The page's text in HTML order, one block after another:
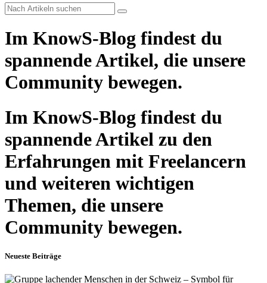
Im KnowS-Blog findest du
spannende Artikel, die unsere
Community bewegen.
Im KnowS-Blog findest du
spannende Artikel zu den
Erfahrungen mit Freelancern
und weiteren wichtigen
Themen, die unsere
Community bewegen.
Neueste Beiträge